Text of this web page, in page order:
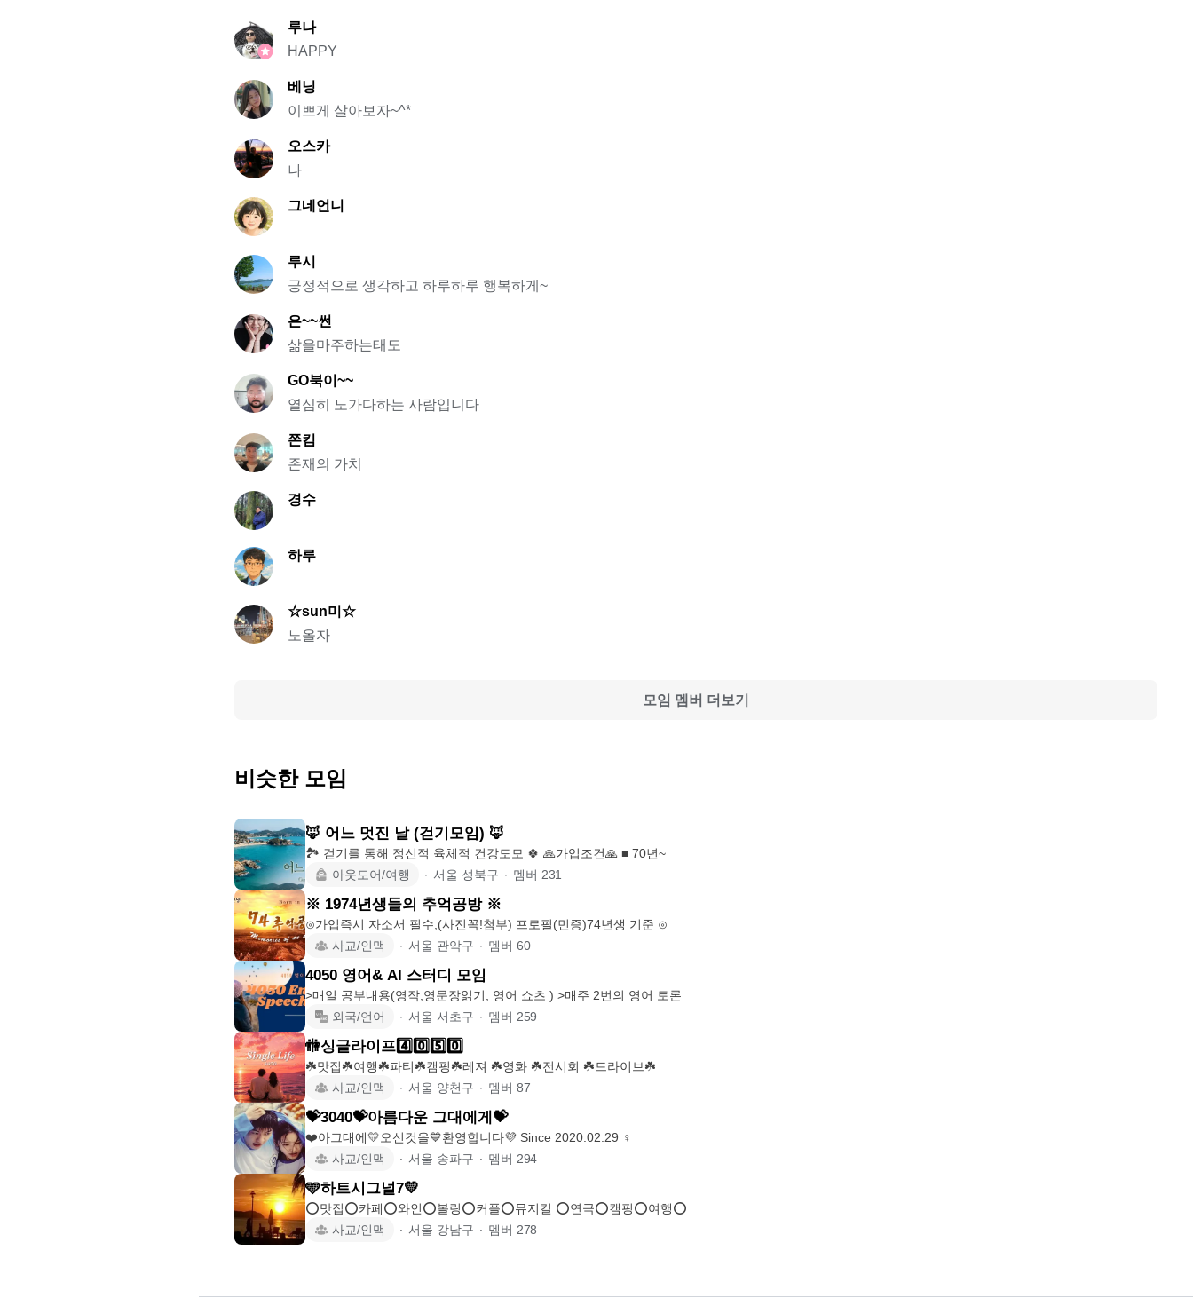
루나
HAPPY
베닝
이쁘게 살아보자~^*
오스카
나
그네언니
루시
긍정적으로 생각하고 하루하루 행복하게~
은~~썬
삶을마주하는태도
GO북이~~
열심히 노가다하는 사람입니다
쫀킴
존재의 가치
경수
하루
☆sun미☆
노올자
모임 멤버 더보기
비슷한 모임
🦊 어느 멋진 날 (걷기모임) 🦊
🏞 걷기를 통해 정신적 육체적 건강도모 🍀 🙏가입조건🙏 ■ 70년~
아웃도어/여행
∙ 서울 성북구 ∙ 멤버 231
※ 1974년생들의 추억공방 ※
⊙가입즉시 자소서 필수,(사진꼭!첨부) 프로필(민증)74년생 기준 ⊙
사교/인맥
∙ 서울 관악구 ∙ 멤버 60
4050 영어& AI 스터디 모임
>매일 공부내용(영작,영문장읽기, 영어 쇼츠 ) >매주 2번의 영어 토론
외국/언어
∙ 서울 서초구 ∙ 멤버 259
🚻싱글라이프4️⃣0️⃣5️⃣0️⃣
☘️맛집☘️여행☘️파티☘️캠핑☘️레져 ☘️영화 ☘️전시회 ☘️드라이브☘️
사교/인맥
∙ 서울 양천구 ∙ 멤버 87
💝3040💝아름다운 그대에게💝
❤️아그대에💛오신것을💙환영합니다💜 Since 2020.02.29 ♀
사교/인맥
∙ 서울 송파구 ∙ 멤버 294
🩵하트시그널7💛
⭕️맛집⭕️카페⭕️와인⭕️볼링⭕️커플⭕️뮤지컬 ⭕️연극⭕️캠핑⭕️여행⭕️
사교/인맥
∙ 서울 강남구 ∙ 멤버 278